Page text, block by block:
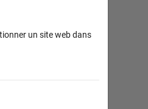
un site web dans